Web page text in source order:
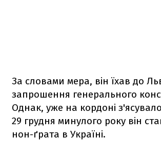
За словами мера, він їхав до
запрошення генерального
Однак, уже на кордоні
29 грудня минулого року він
нон-ґрата в Україні.